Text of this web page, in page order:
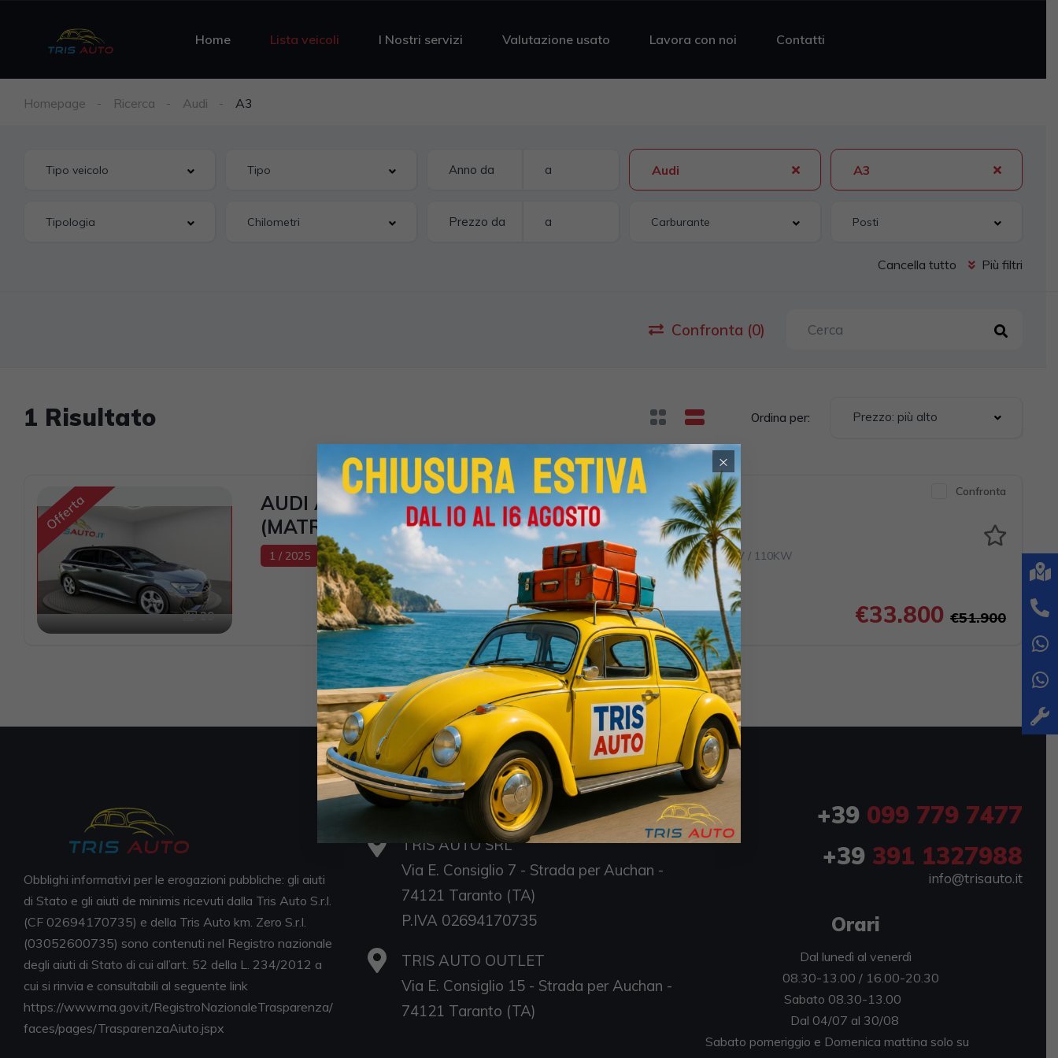
Home Lista veicoli I Nostri servizi Valutazione usato Lavora con noi Contatti
Homepage Ricerca Audi A3
Audi A3
Cancella tutto Più filtri
Confronta (0)
1 Risultato Ordina per: Prezzo: più alto
Offerta
29
Confronta
AUDI A3 SPB 2.0 TDI 150 S-tronic S-line Edition
(MATRIX+PELLE+NAVI)
1 / 2025 23.000 Km Automatico Diesel Grigio scuro 5-porte 1968cc 150CV / 110KW
€33.800 €51.900
Obblighi informativi per le erogazioni pubbliche: gli aiuti
di Stato e gli aiuti de minimis ricevuti dalla Tris Auto S.r.l.
(CF 02694170735) e della Tris Auto km. Zero S.r.l.
(03052600735) sono contenuti nel Registro nazionale
degli aiuti di Stato di cui all’art. 52 della L. 234/2012 a
cui si rinvia e consultabili al seguente link
https://www.rna.gov.it/RegistroNazionaleTrasparenza/
faces/pages/TrasparenzaAiuto.jspx
Sedi
TRIS AUTO SRL
Via E. Consiglio 7 - Strada per Auchan -
74121 Taranto (TA)
P.IVA 02694170735
TRIS AUTO OUTLET
Via E. Consiglio 15 - Strada per Auchan -
74121 Taranto (TA)
+39099 779 7477
+39391 1327988
info@trisauto.it
Orari
Dal lunedì al venerdì
08.30-13.00 / 16.00-20.30
Sabato 08.30-13.00
Dal 04/07 al 30/08
Sabato pomeriggio e Domenica mattina solo su
×